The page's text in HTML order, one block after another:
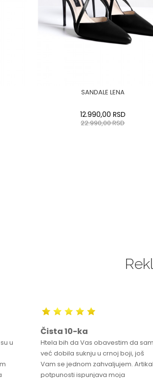
SANDALE LENA
12.990,00 RSD
22.990,00RSD
u
Čista 10-ka
Htela bih da Vas obavestim da sam
već dobila suknju u crnoj boji, još
Vam se jednom zahvaljujem.
potpunosti ispunjava moja